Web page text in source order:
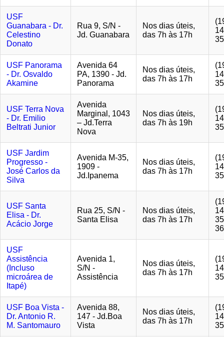
USF
Guanabara - Dr.
Celestino
Donato
Rua 9, S/N -
Jd. Guanabara
Nos dias úteis,
das 7h às 17h
USF Panorama
- Dr. Osvaldo
Akamine
Avenida 64
PA, 1390 - Jd.
Panorama
Nos dias úteis,
das 7h às 17h
USF Terra Nova
- Dr. Emilio
Beltrati Junior
Avenida
Marginal, 1043
– Jd.Terra
Nova
Nos dias úteis,
das 7h às 19h
USF Jardim
Progresso -
José Carlos da
Silva
Avenida M-35,
1909 -
Jd.Ipanema
Nos dias úteis,
das 7h às 17h
USF Santa
Elisa - Dr.
Acácio Jorge
Rua 25, S/N -
Santa Elisa
Nos dias úteis,
das 7h às 17h
USF
Assistência
(Incluso
microárea de
Itapé)
Avenida 1,
S/N -
Assistência
Nos dias úteis,
das 7h às 17h
USF Boa Vista -
Dr. Antonio R.
M. Santomauro
Avenida 88,
147 - Jd.Boa
Vista
Nos dias úteis,
das 7h às 17h